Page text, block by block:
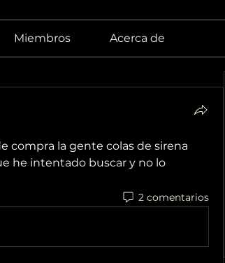
Miembros Acerca de
compra la gente colas de sirena
he intentado buscar y no lo
2 comentarios